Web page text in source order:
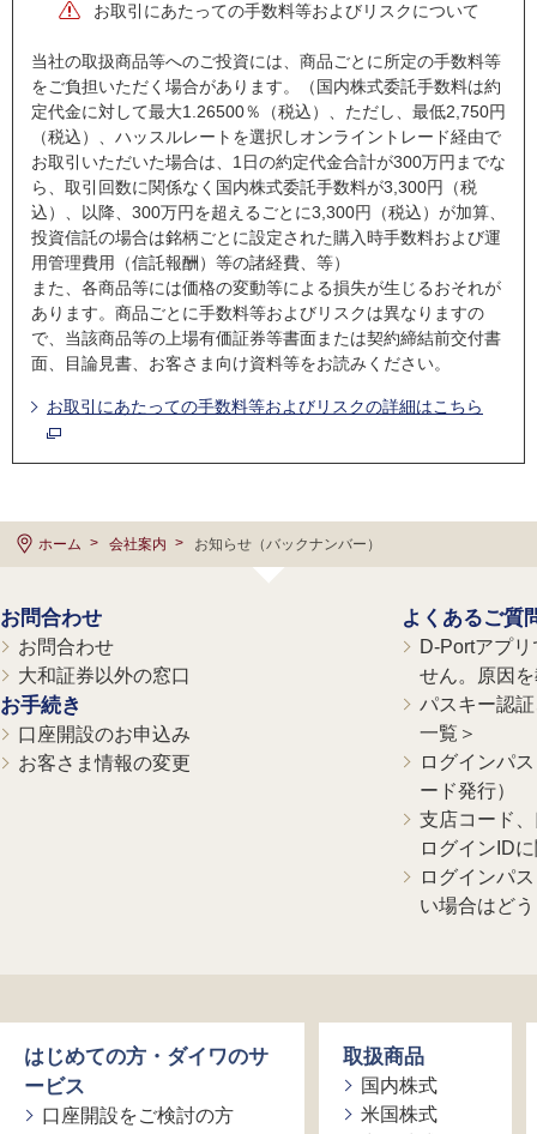
お取引にあたっての手数料等およびリスクについて
当社の取扱商品等へのご投資には、商品ごとに所定の手数料等
をご負担いただく場合があります。（国内株式委託手数料は約
定代金に対して最大1.26500％（税込）、ただし、最低2,750円
（税込）、ハッスルレートを選択しオンライントレード経由で
お取引いただいた場合は、1日の約定代金合計が300万円までな
ら、取引回数に関係なく国内株式委託手数料が3,300円（税
込）、以降、300万円を超えるごとに3,300円（税込）が加算、
投資信託の場合は銘柄ごとに設定された購入時手数料および運
用管理費用（信託報酬）等の諸経費、等）
また、各商品等には価格の変動等による損失が生じるおそれが
あります。商品ごとに手数料等およびリスクは異なりますの
で、当該商品等の上場有価証券等書面または契約締結前交付書
面、目論見書、お客さま向け資料等をお読みください。
お取引にあたっての手数料等およびリスクの詳細はこちら
ホーム 会社案内 お知らせ（バックナンバー）
お問合わせ
お問合わせ
大和証券以外の窓口
お手続き
口座開設のお申込み
お客さま情報の変更
よくあるご質
D-Portアプ
せん。原因
パスキー認
一覧＞
ログインパ
ード発行）
支店コード
ログインID
ログインパ
い場合はど
はじめての方・ダイワのサ
ービス
口座開設をご検討の方
取扱商品
国内株式
米国株式